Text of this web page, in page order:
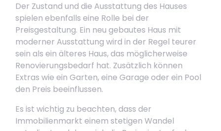
Der Zustand und die Ausstattung des Hauses
spielen ebenfalls eine Rolle bei der
Preisgestaltung. Ein neu gebautes Haus mit
moderner Ausstattung wird in der Regel teurer
sein als ein älteres Haus, das möglicherweise
Renovierungsbedarf hat. Zusätzlich können
Extras wie ein Garten, eine Garage oder ein Pool
den Preis beeinflussen.
Es ist wichtig zu beachten, dass der
Immobilienmarkt einem stetigen Wandel